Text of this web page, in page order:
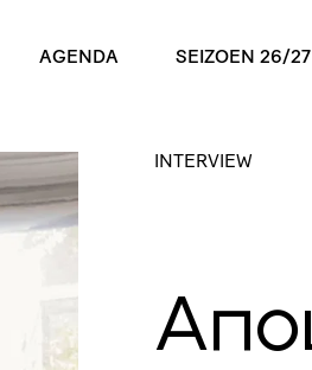
AGENDA SEIZOEN 26/27
INTERVIEW